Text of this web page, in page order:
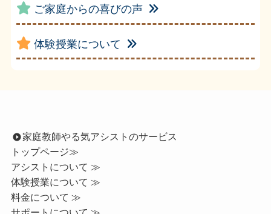
ご家庭からの喜びの声
体験授業について
家庭教師やる気アシストのサービス
トップページ≫
アシストについて ≫
体験授業について ≫
料金について ≫